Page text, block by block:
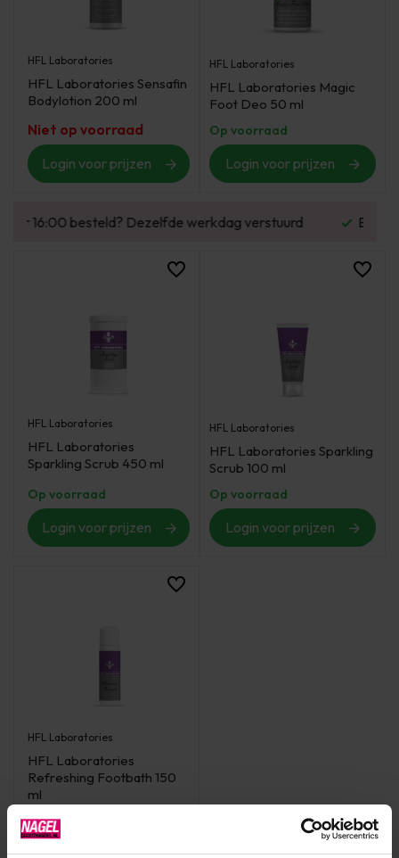
HFL Laboratories
HFL Laboratories Sensafin
Bodylotion 200 ml
Niet op voorraad
Login voor prijzen
HFL Laboratories
HFL Laboratories Magic
Foot Deo 50 ml
Op voorraad
Login voor prijzen
Enorm assortiment & alle bekende merken
HFL Laboratories
HFL Laboratories
Sparkling Scrub 450 ml
Op voorraad
Login voor prijzen
HFL Laboratories
HFL Laboratories Sparkling
Scrub 100 ml
Op voorraad
Login voor prijzen
HFL Laboratories
HFL Laboratories
Refreshing Footbath 150
ml
Op voorraad
Login voor prijzen